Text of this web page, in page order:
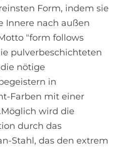
Form, indem sie
Innere nach außen
"form follows
pulverbeschichteten
nötige
in
Farben mit einer
wird die
durch das
Stahl, das den extrem